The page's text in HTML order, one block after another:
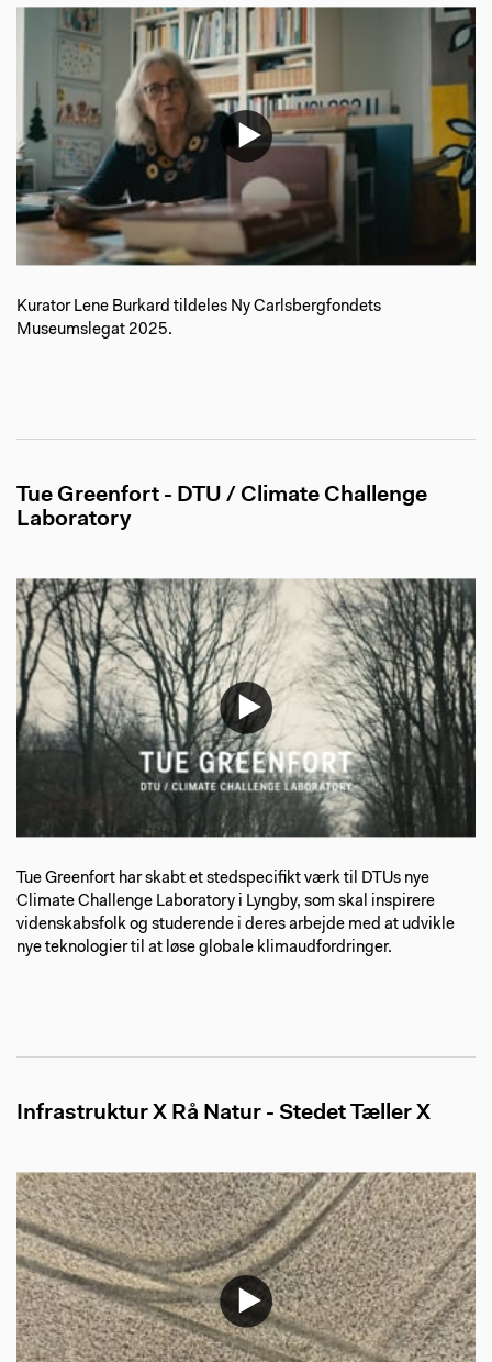
Kurator Lene Burkard tildeles Ny Carlsbergfondets
Museumslegat 2025.
Tue Greenfort - DTU / Climate Challenge
Laboratory
Tue Greenfort har skabt et stedspecifikt værk til DTUs nye
Climate Challenge Laboratory i Lyngby, som skal inspirere
videnskabsfolk og studerende i deres arbejde med at udvikle
nye teknologier til at løse globale klimaudfordringer.
Infrastruktur X Rå Natur - Stedet Tæller X